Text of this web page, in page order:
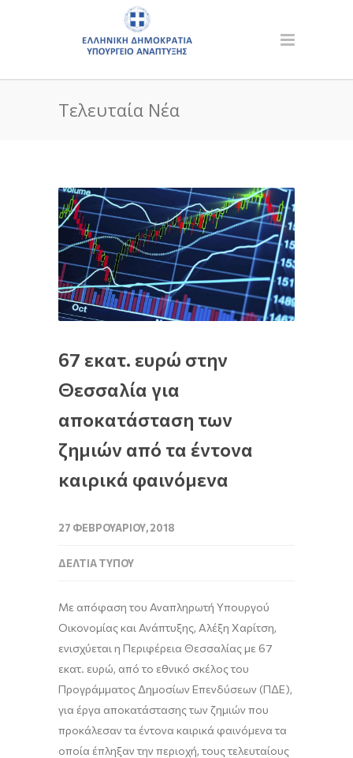
Τελευταία Νέα
67 εκατ. ευρώ στην
Θεσσαλία για
αποκατάσταση των
ζημιών από τα έντονα
καιρικά φαινόμενα
27 ΦΕΒΡΟΥΑΡΊΟΥ, 2018
ΔΕΛΤΊΑ ΤΎΠΟΥ
Με απόφαση του Αναπληρωτή Υπουργού
Οικονομίας και Ανάπτυξης, Αλέξη Χαρίτση,
ενισχύεται η Περιφέρεια Θεσσαλίας με 67
εκατ. ευρώ, από το εθνικό σκέλος του
Προγράμματος Δημοσίων Επενδύσεων (ΠΔΕ),
για έργα αποκατάστασης των ζημιών που
προκάλεσαν τα έντονα καιρικά φαινόμενα τα
οποία έπληξαν την περιοχή, τους τελευταίους